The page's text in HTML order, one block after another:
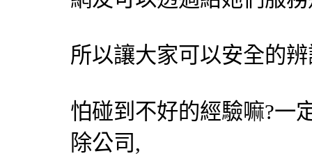
所以讓大家可以安全的
怕碰到不好的經驗嘛?一
除公司,